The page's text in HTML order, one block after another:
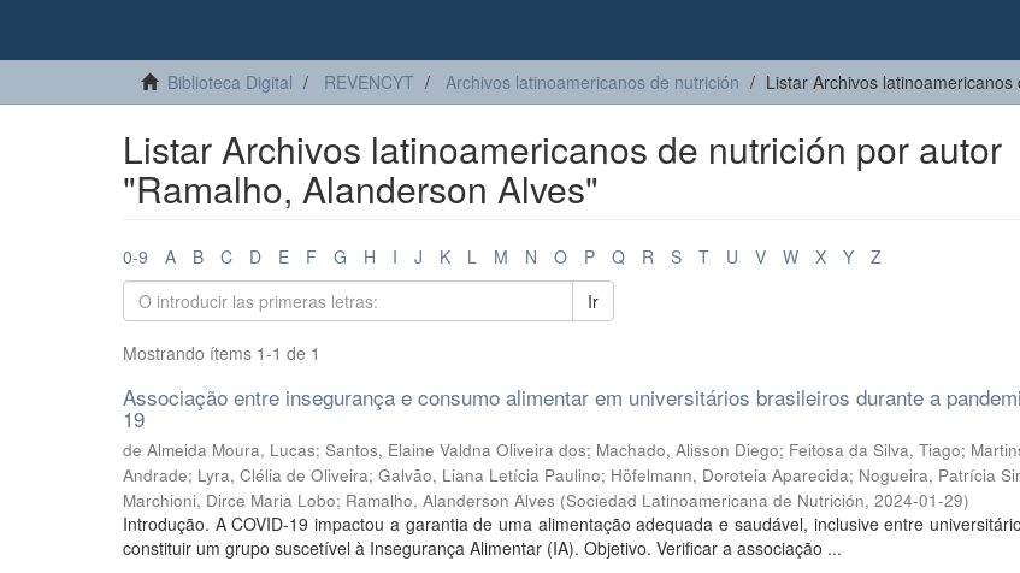
Biblioteca Digital REVENCYT Archivos latinoamericanos de nutrición Listar Archivos
Listar Archivos latinoamericanos de nutrición por autor
"Ramalho, Alanderson Alves"
0-9 A B C D E F G H I J K L M N O P Q R S T U V W X Y
Z
Ir
Mostrando ítems 1-1 de 1
Associação entre insegurança e consumo alimentar em universitários brasileiros durante a
19
de Almeida Moura, Lucas; Santos, Elaine Valdna Oliveira dos; Machado, Alisson Diego; Feitosa da Silva, Tiago;
Andrade; Lyra, Clélia de Oliveira; Galvão, Liana Letícia Paulino; Höfelmann, Doroteia Aparecida; Nogueira, Patrícia
Marchioni, Dirce Maria Lobo; Ramalho, Alanderson Alves (Sociedad Latinoamericana de Nutrición, 2024-01-29)
Introdução. A COVID-19 impactou a garantia de uma alimentação adequada e saudável, inclusive entre
constituir um grupo suscetível à Insegurança Alimentar (IA). Objetivo. Verificar a associação ...